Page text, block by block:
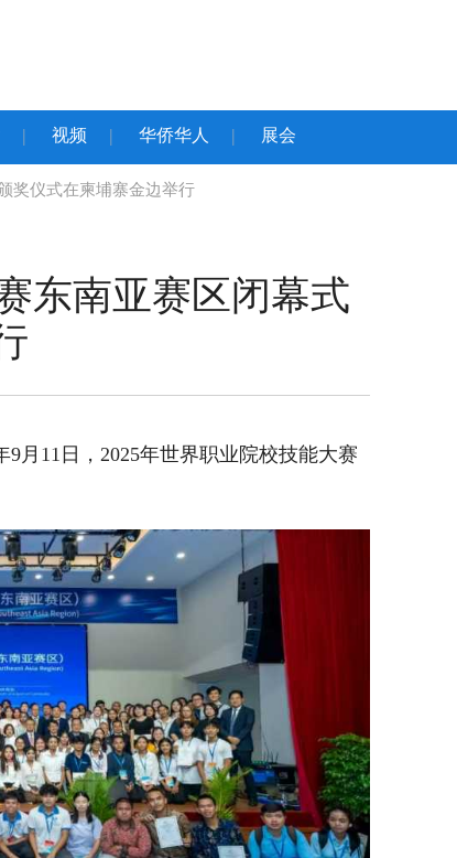
视频 华侨华人 展会
奖仪式在柬埔寨金边举行
东南亚赛区闭幕式
月11日，2025年世界职业院校技能大赛